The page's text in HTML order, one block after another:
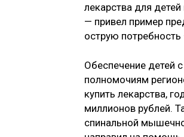
лекарства для
— привел пример
острую
Обеспечение детей
полномочиям
купить лекарства,
миллионов рублей.
спинальной